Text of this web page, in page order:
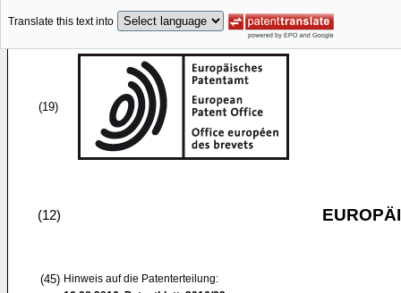
Translate this text into
(19)
(12)
(45) Hinweis auf die Patenterteilung: